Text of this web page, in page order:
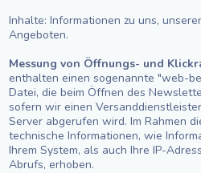
Inhalte: Informationen zu uns,
Angeboten.
Messung von Öffnungs- und
enthalten einen sogenannte "web-
Datei, die beim Öffnen des
sofern wir einen
Server abgerufen wird. Im Rahmen
technische Informationen, wie
Ihrem System, als auch Ihre IP-
Abrufs, erhoben.